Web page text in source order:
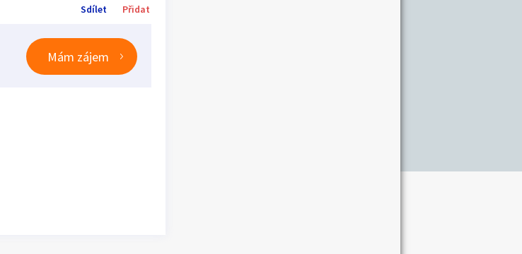
Sdílet Přidat
Sdílet na Facebooku
Mám zájem